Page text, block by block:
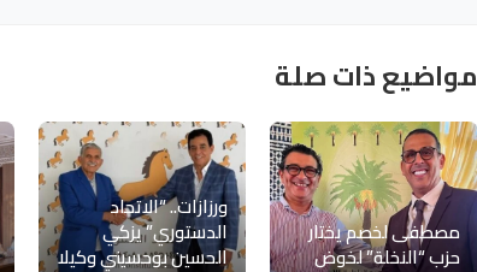
مواضيع ذات صلة
مصطفى لخصم يختار
حزب “النخلة” لخوض
ورزازات.. “الاتحاد
الدستوري” يزكي
الحسين بوحسيني وكيلا